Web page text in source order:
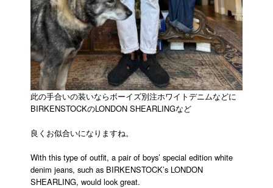
此の手合いの装いならボーイズ別注ホワイトデニムなどに
BIRKENSTOCKのLONDON SHEARLINGなど
良くお似合いになりますね。
With this type of outfit, a pair of boys’ special edition white
denim jeans, such as BIRKENSTOCK’s LONDON
SHEARLING, would look great.